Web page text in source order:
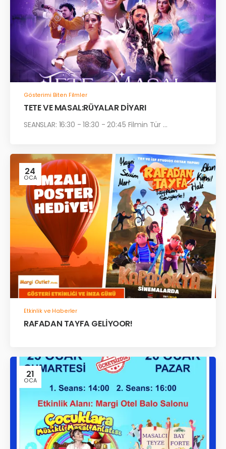
Gösterimi Biten Filmler
TETE VE MASAL:RÜYALAR DİYARI
SEANSLAR: 16:30 - 18:30 - 20:45 Filmin Tür ...
24
OCA
Etkinlik ve Haberler
RAFADAN TAYFA GELİYOOR!
21
OCA